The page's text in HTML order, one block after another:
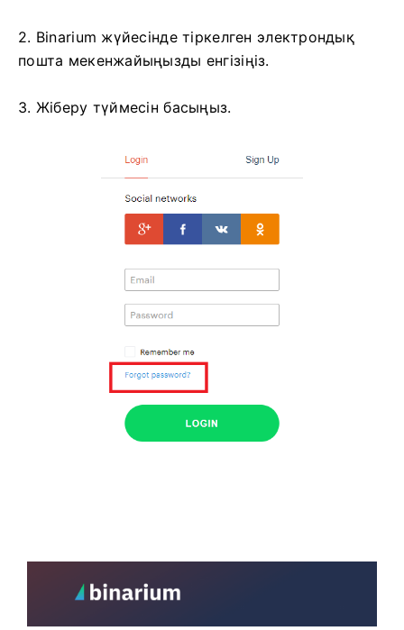
2. Binarium жүйесінде тіркелген электрондық
пошта мекенжайыңызды енгізіңіз.
3. Жіберу түймесін басыңыз.